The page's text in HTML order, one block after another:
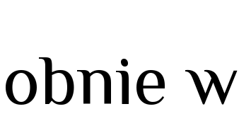
w